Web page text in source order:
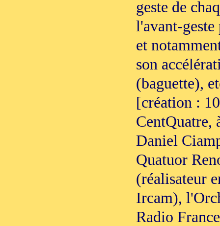
geste de
l'avant-geste
et
son
(baguette),
[création :
CentQuatre,
Daniel
Quatuor
(réalisateur
Ircam),
Radio